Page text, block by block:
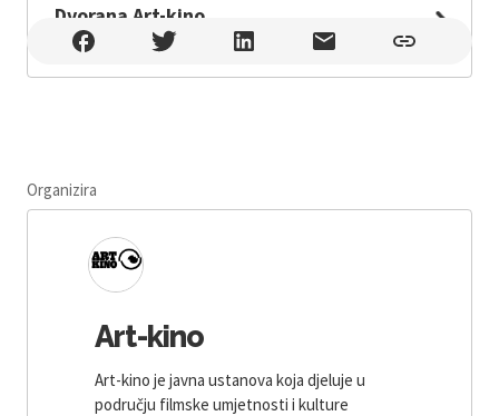
Dvorana Art-kino
Dvorana Art-kino , Rijeka
Organizira
Art-kino
Art-kino je javna ustanova koja djeluje u
području filmske umjetnosti i kulture